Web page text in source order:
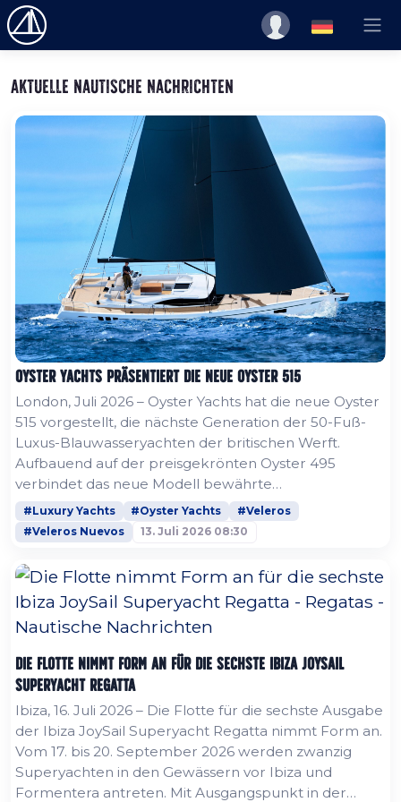
Aktuelle nautische Nachrichten
Oyster Yachts präsentiert die neue Oyster 515
London, Juli 2026 – Oyster Yachts hat die neue Oyster
515 vorgestellt, die nächste Generation der 50-Fuß-
Luxus-Blauwasseryachten der britischen Werft.
Aufbauend auf der preisgekrönten Oyster 495
verbindet das neue Modell bewährte
Hochseetauglichkeit mit mehr Innenraumvolumen,
einer größeren Segelfläche, zeitgemäßem Design
und einem vollständig neu gestalteten, von
Superyachten inspirierten Achterdeck. Die Oyster 515
wurde in Zusammenarbeit mit Humphreys Yacht
Design und...
#Luxury Yachts #Oyster Yachts
#Veleros
#Veleros Nuevos
13. Juli 2026 08:30
Die Flotte nimmt Form an für die sechste Ibiza JoySail
Superyacht Regatta
Ibiza, 16. Juli 2026 – Die Flotte für die sechste Ausgabe
der Ibiza JoySail Superyacht Regatta nimmt Form an.
Vom 17. bis 20. September 2026 werden zwanzig
Superyachten in den Gewässern vor Ibiza und
Formentera antreten. Mit Ausgangspunkt in der